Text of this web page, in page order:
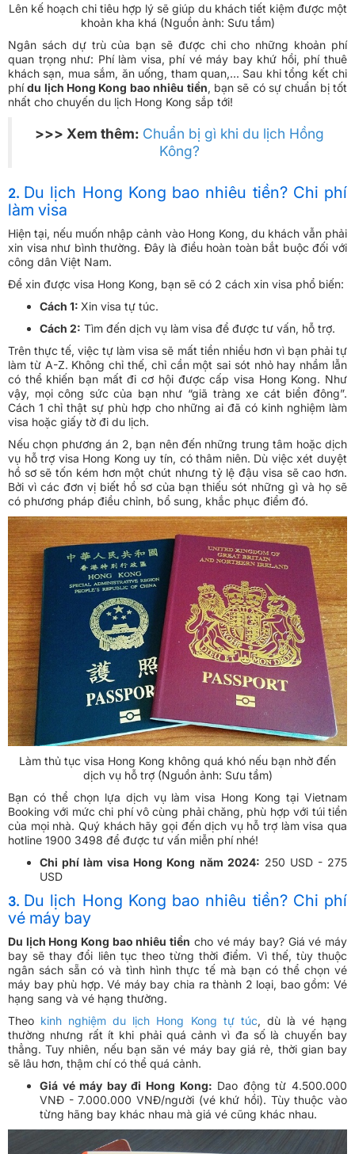
Lên kế hoạch chi tiêu hợp lý sẽ giúp du khách tiết kiệm được một
khoản kha khá (Nguồn ảnh: Sưu tầm)
Ngân sách dự trù của bạn sẽ được chi cho những khoản phí
quan trọng như: Phí làm visa, phí vé máy bay khứ hồi, phí thuê
khách sạn, mua sắm, ăn uống, tham quan,... Sau khi tổng kết chi
phídu lịch Hong Kong bao nhiêu tiền, bạn sẽ có sự chuẩn bị tốt
nhất cho chuyến du lịch Hong Kong sắp tới!
>>> Xem thêm: Chuẩn bị gì khi du lịch Hồng
Kông?
2. Du lịch Hong Kong bao nhiêu tiền? Chi phí
làm visa
Hiện tại, nếu muốn nhập cảnh vào Hong Kong, du khách vẫn phải
xin visa như bình thường. Đây là điều hoàn toàn bắt buộc đối với
công dân Việt Nam.
Để xin được visa Hong Kong, bạn sẽ có 2 cách xin visa phổ biến:
Cách 1: Xin visa tự túc.
Cách 2: Tìm đến dịch vụ làm visa để được tư vấn, hỗ trợ.
Trên thực tế, việc tự làm visa sẽ mất tiền nhiều hơn vì bạn phải tự
làm từ A-Z. Không chỉ thế, chỉ cần một sai sót nhỏ hay nhầm lẫn
có thể khiến bạn mất đi cơ hội được cấp visa Hong Kong. Như
vậy, mọi công sức của bạn như “giã tràng xe cát biển đông”.
Cách 1 chỉ thật sự phù hợp cho những ai đã có kinh nghiệm làm
visa hoặc giấy tờ đi du lịch.
Nếu chọn phương án 2, bạn nên đến những trung tâm hoặc dịch
vụ hỗ trợ visa Hong Kong uy tín, có thâm niên. Dù việc xét duyệt
hồ sơ sẽ tốn kém hơn một chút nhưng tỷ lệ đậu visa sẽ cao hơn.
Bởi vì các đơn vị biết hồ sơ của bạn thiếu sót những gì và họ sẽ
có phương pháp điều chỉnh, bổ sung, khắc phục điểm đó.
Làm thủ tục visa Hong Kong không quá khó nếu bạn nhờ đến
dịch vụ hỗ trợ (Nguồn ảnh: Sưu tầm)
Bạn có thể chọn lựa dịch vụ làm visa Hong Kong tại Vietnam
Booking với mức chi phí vô cùng phải chăng, phù hợp với túi tiền
của mọi nhà. Quý khách hãy gọi đến dịch vụ hỗ trợ làm visa qua
hotline 1900 3498 để được tư vấn miễn phí nhé!
Chi phí làm visa Hong Kong năm 2024: 250 USD - 275
USD
3. Du lịch Hong Kong bao nhiêu tiền? Chi phí
vé máy bay
Du lịch Hong Kong bao nhiêu tiền cho vé máy bay? Giá vé máy
bay sẽ thay đổi liên tục theo từng thời điểm. Vì thế, tùy thuộc
ngân sách sẵn có và tình hình thực tế mà bạn có thể chọn vé
máy bay phù hợp. Vé máy bay chia ra thành 2 loại, bao gồm: Vé
hạng sang và vé hạng thường.
Theo kinh nghiệm du lịch Hong Kong tự túc, dù là vé hạng
thường nhưng rất ít khi phải quá cảnh vì đa số là chuyến bay
thẳng. Tuy nhiên, nếu bạn săn vé máy bay giá rẻ, thời gian bay
sẽ lâu hơn, thậm chí có thể quá cảnh.
Giá vé máy bay đi Hong Kong: Dao động từ 4.500.000
VNĐ - 7.000.000 VNĐ/người (vé khứ hồi). Tùy thuộc vào
từng hãng bay khác nhau mà giá vé cũng khác nhau.